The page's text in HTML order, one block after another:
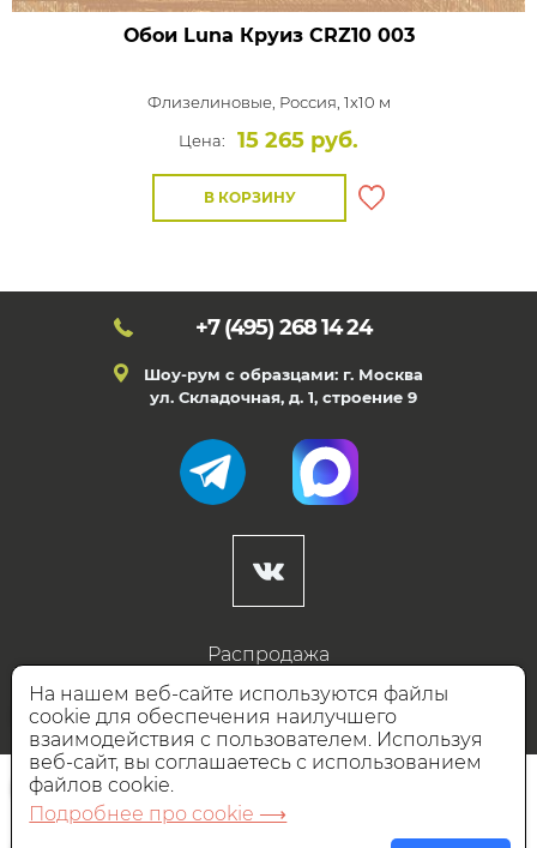
Обои Luna КруизCRZ10 003
Флизелиновые, Россия, 1x10 м
Цена:
15 265 руб.
В КОРЗИНУ
+7 (495) 268 14 24
Шоу-рум с образцами: г. Москва
ул. Складочная, д. 1, строение 9
Распродажа
Готовые дизайны
Дизайнерам
НАШИ ПАРТНЁРЫ
На нашем веб-сайте используются файлы
cookie для обеспечения наилучшего
взаимодействия с пользователем. Используя
веб-сайт, вы соглашаетесь с использованием
файлов cookie.
Подробнее про cookie ⟶